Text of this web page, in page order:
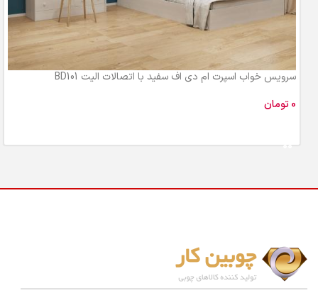
سرویس خواب اسپرت ام دی اف سفید با اتصالات الیت BD101
تومان